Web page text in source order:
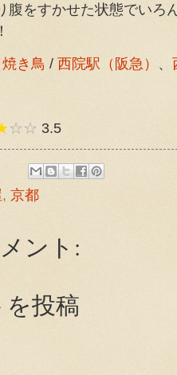
腹をすかせた状態でいろ
焼き鳥 / 西院駅（阪急） 、
☆☆ 3.5
, 京都
ント:
投稿